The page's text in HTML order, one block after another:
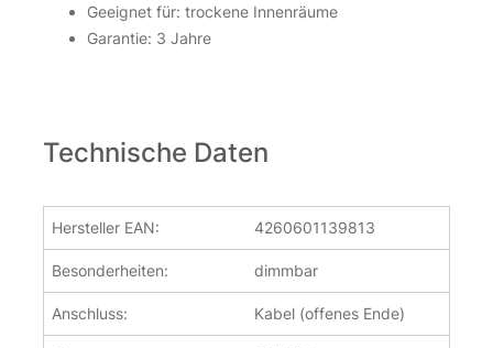
Geeignet für: trockene Innenräume
Garantie: 3 Jahre
Technische Daten
Hersteller EAN: 4260601139813
Besonderheiten: dimmbar
Anschluss: Kabel (offenes Ende)